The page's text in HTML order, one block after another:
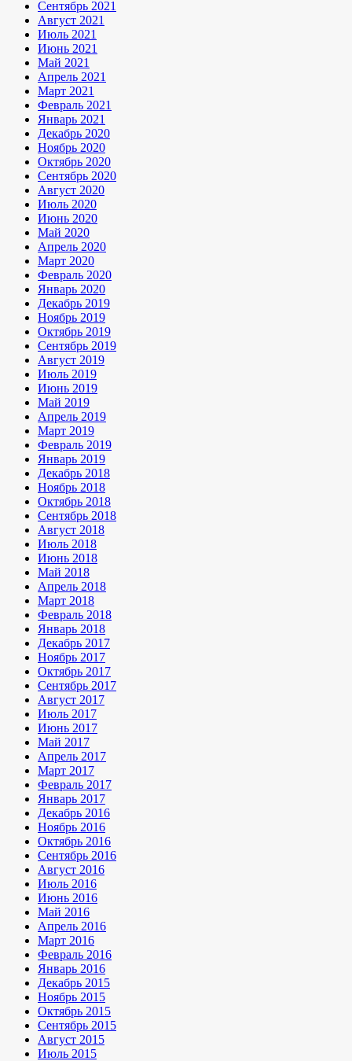
Сентябрь 2021
Август 2021
Июль 2021
Июнь 2021
Май 2021
Апрель 2021
Март 2021
Февраль 2021
Январь 2021
Декабрь 2020
Ноябрь 2020
Октябрь 2020
Сентябрь 2020
Август 2020
Июль 2020
Июнь 2020
Май 2020
Апрель 2020
Март 2020
Февраль 2020
Январь 2020
Декабрь 2019
Ноябрь 2019
Октябрь 2019
Сентябрь 2019
Август 2019
Июль 2019
Июнь 2019
Май 2019
Апрель 2019
Март 2019
Февраль 2019
Январь 2019
Декабрь 2018
Ноябрь 2018
Октябрь 2018
Сентябрь 2018
Август 2018
Июль 2018
Июнь 2018
Май 2018
Апрель 2018
Март 2018
Февраль 2018
Январь 2018
Декабрь 2017
Ноябрь 2017
Октябрь 2017
Сентябрь 2017
Август 2017
Июль 2017
Июнь 2017
Май 2017
Апрель 2017
Март 2017
Февраль 2017
Январь 2017
Декабрь 2016
Ноябрь 2016
Октябрь 2016
Сентябрь 2016
Август 2016
Июль 2016
Июнь 2016
Май 2016
Апрель 2016
Март 2016
Февраль 2016
Январь 2016
Декабрь 2015
Ноябрь 2015
Октябрь 2015
Сентябрь 2015
Август 2015
Июль 2015